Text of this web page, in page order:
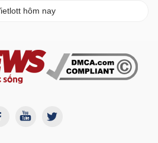
hôm nay